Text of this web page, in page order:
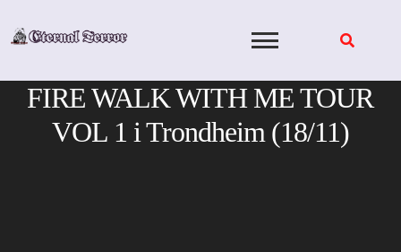
FIRE WALK WITH ME TOUR
VOL 1 i Trondheim (18/11)